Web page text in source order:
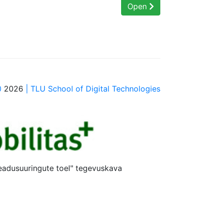
Open
2026 | TLU School of Digital Technologies
toel" tegevuskava